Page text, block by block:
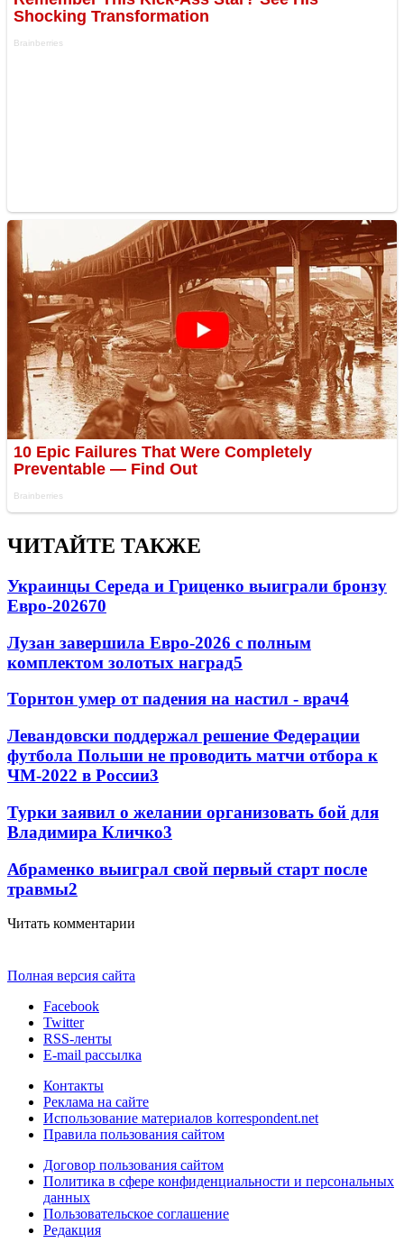
ЧИТАЙТЕ ТАКЖЕ
Украинцы Середа и Гриценко выиграли бронзу
Евро-202670
Лузан завершила Евро-2026 с полным
комплектом золотых наград5
Торнтон умер от падения на настил - врач4
Левандовски поддержал решение Федерации
футбола Польши не проводить матчи отбора к
ЧМ-2022 в России3
Турки заявил о желании организовать бой для
Владимира Кличко3
Абраменко выиграл свой первый старт после
травмы2
Читать комментарии
Полная версия сайта
Facebook
Twitter
RSS-ленты
E-mail рассылка
Контакты
Реклама на сайте
Использование материалов korrespondent.net
Правила пользования сайтом
Договор пользования сайтом
Политика в сфере конфиденциальности и персональных
данных
Пользовательское соглашение
Редакция